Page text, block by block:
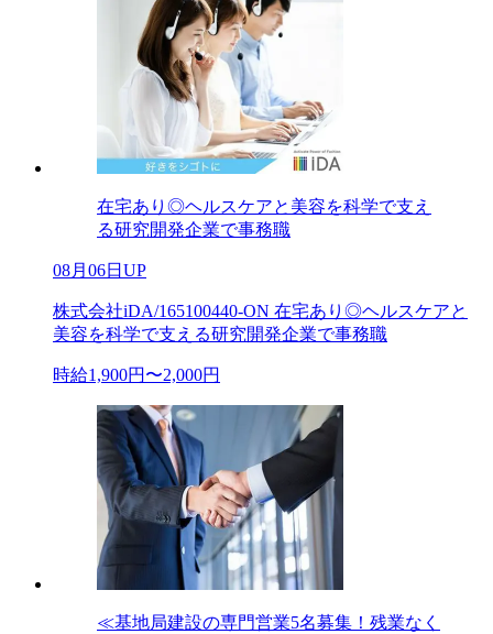
在宅あり◎ヘルスケアと美容を科学で支え
る研究開発企業で事務職
08月06日UP
株式会社iDA/165100440-ON 在宅あり◎ヘルスケアと
美容を科学で支える研究開発企業で事務職
時給1,900円〜2,000円
≪基地局建設の専門営業5名募集！残業なく